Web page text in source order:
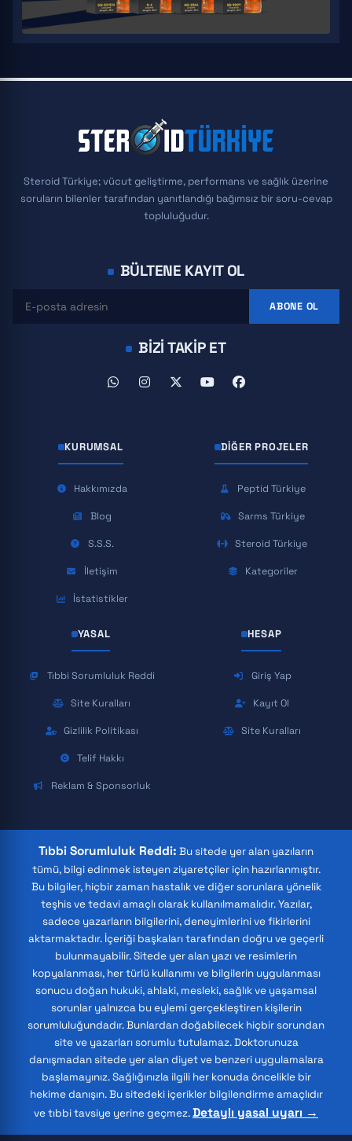
Steroid Türkiye; vücut geliştirme, performans ve sağlık üzerine
soruların bilenler tarafından yanıtlandığı bağımsız bir soru-cevap
topluluğudur.
BÜLTENE KAYIT OL
ABONE OL
BIZI TAKIP ET
KURUMSAL
Hakkımızda
Blog
S.S.S.
İletişim
İstatistikler
DIĞER PROJELER
Peptid Türkiye
Sarms Türkiye
Steroid Türkiye
Kategoriler
YASAL
Tıbbi Sorumluluk Reddi
Site Kuralları
Gizlilik Politikası
Telif Hakkı
Reklam & Sponsorluk
HESAP
Giriş Yap
Kayıt Ol
Site Kuralları
Tıbbi Sorumluluk Reddi: Bu sitede yer alan yazıların
tümü, bilgi edinmek isteyen ziyaretçiler için hazırlanmıştır.
Bu bilgiler, hiçbir zaman hastalık ve diğer sorunlara yönelik
teşhis ve tedavi amaçlı olarak kullanılmamalıdır. Yazılar,
sadece yazarların bilgilerini, deneyimlerini ve fikirlerini
aktarmaktadır. İçeriği başkaları tarafından doğru ve geçerli
bulunmayabilir. Sitede yer alan yazı ve resimlerin
kopyalanması, her türlü kullanımı ve bilgilerin uygulanması
sonucu doğan hukuki, ahlaki, mesleki, sağlık ve yaşamsal
sorunlar yalnızca bu eylemi gerçekleştiren kişilerin
sorumluluğundadır. Bunlardan doğabilecek hiçbir sorundan
site ve yazarları sorumlu tutulamaz. Doktorunuza
danışmadan sitede yer alan diyet ve benzeri uygulamalara
başlamayınız. Sağlığınızla ilgili her konuda öncelikle bir
hekime danışın. Bu sitedeki içerikler bilgilendirme amaçlıdır
ve tıbbi tavsiye yerine geçmez.Detaylı yasal uyarı →